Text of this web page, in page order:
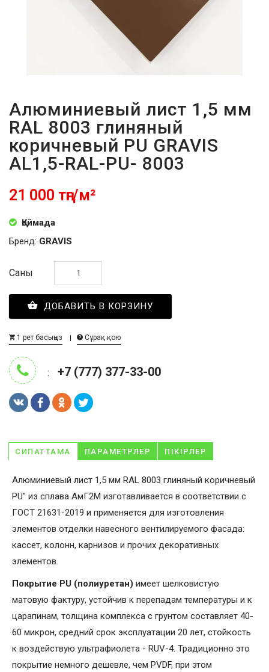
Алюминиевый лист 1,5 мм
RAL 8003 глиняный
коричневый PU GRAVIS
AL1,5-RAL-PU- 8003
21 000 тңг/м²
Қоймада
Бренд: GRAVIS
Саны
ДОБАВИТЬ В КОРЗИНУ
1 рет басыңыз Сұрақ қою
: +7 (777) 377-33-00
СИПАТТАМА ПАРАМЕТРЛЕР ПІКІРЛЕР
Алюминиевый лист 1,5 мм RAL 8003 глиняный коричневый
PU" из сплава АмГ2М изготавливается в соответствии с
ГОСТ 21631-2019 и применяется для изготовления
элементов отделки навесного вентилируемого фасада:
кассет, колонн, карнизов и прочих декоративных
элементов.
Покрытие PU (полиуретан) имеет шелковистую
матовую фактуру, устойчив к перепадам температуры и к
царапинам, толщина комплекса с грунтом составляет 40-
60 микрон, средний срок эксплуатации 20 лет, стойкость
к воздействую ультрафиолета - RUV-4. Традиционно это
покрытие немного дешевле, чем PVDF, при этом